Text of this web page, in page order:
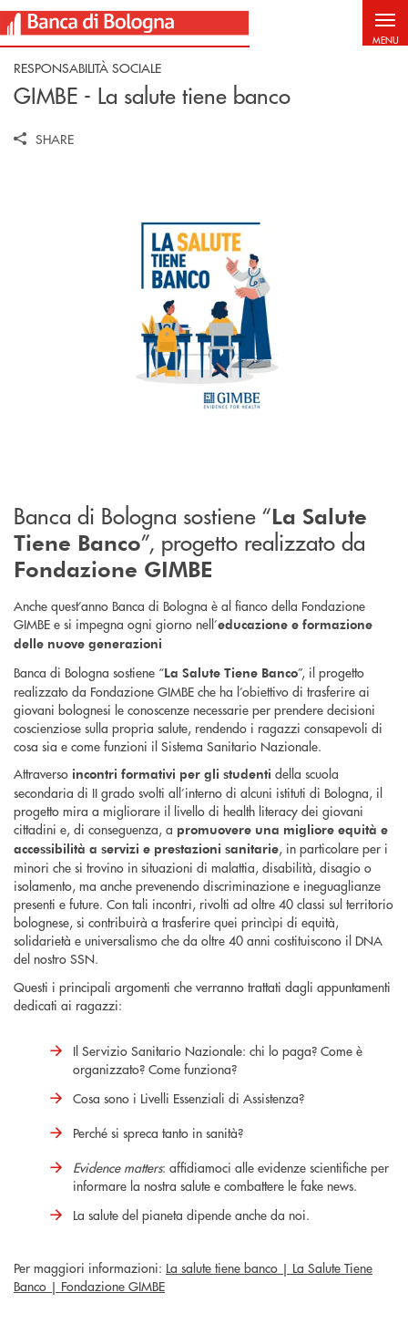
Salta al contenuto principale
MENU
RESPONSABILITÀ SOCIALE
GIMBE - La salute tiene banco
SHARE
Banca di Bologna sostiene “La Salute
Tiene Banco”, progetto realizzato da
Fondazione GIMBE
Anche quest’anno Banca di Bologna è al fianco della Fondazione
GIMBE e si impegna ogni giorno nell’educazione e formazione
delle nuove generazioni
Banca di Bologna sostiene “La Salute Tiene Banco”, il progetto
realizzato da Fondazione GIMBE che ha l’obiettivo di trasferire ai
giovani bolognesi le conoscenze necessarie per prendere decisioni
coscienziose sulla propria salute, rendendo i ragazzi consapevoli di
cosa sia e come funzioni il Sistema Sanitario Nazionale.
Attraverso incontri formativi per gli studenti della scuola
secondaria di II grado svolti all’interno di alcuni istituti di Bologna, il
progetto mira a migliorare il livello di health literacy dei giovani
cittadini e, di conseguenza, a promuovere una migliore equità e
accessibilità a servizi e prestazioni sanitarie, in particolare per i
minori che si trovino in situazioni di malattia, disabilità, disagio o
isolamento, ma anche prevenendo discriminazione e ineguaglianze
presenti e future. Con tali incontri, rivolti ad oltre 40 classi sul territorio
bolognese, si contribuirà a trasferire quei princìpi di equità,
solidarietà e universalismo che da oltre 40 anni costituiscono il DNA
del nostro SSN.
Questi i principali argomenti che verranno trattati dagli appuntamenti
dedicati ai ragazzi:
Il Servizio Sanitario Nazionale: chi lo paga? Come è
organizzato? Come funziona?
Cosa sono i Livelli Essenziali di Assistenza?
Perché si spreca tanto in sanità?
Evidence matters: affidiamoci alle evidenze scientifiche per
informare la nostra salute e combattere le fake news.
La salute del pianeta dipende anche da noi.
Per maggiori informazioni: La salute tiene banco | La Salute Tiene
Banco | Fondazione GIMBE